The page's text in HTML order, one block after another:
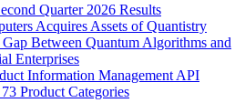
Quarter 2026 Results
Acquires Assets of Quantistry
Between Quantum Algorithms and
Enterprises
Information Management API
Product Categories